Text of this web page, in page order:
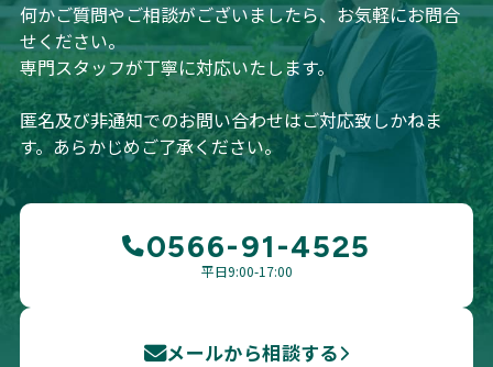
何かご質問やご相談がございましたら、お気軽にお問合
せください。
専門スタッフが丁寧に対応いたします。
匿名及び非通知でのお問い合わせはご対応致しかねま
す。あらかじめご了承ください。
0566-91-4525
平日9:00-17:00
メールから相談する